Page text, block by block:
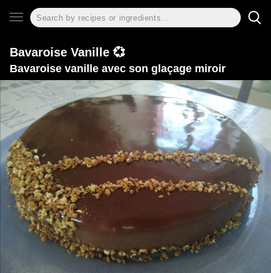
Bavaroise Vanille 💞
Bavaroise vanille avec son glaçage miroir